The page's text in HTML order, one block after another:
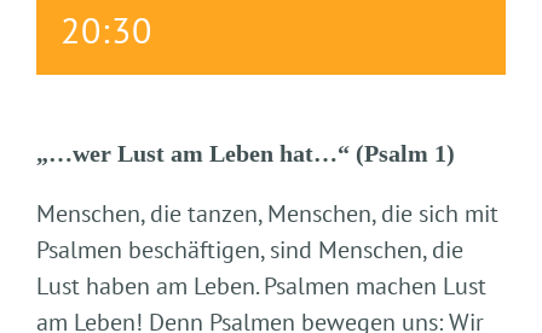
20:30
„…wer Lust am Leben hat…“ (Psalm 1)
Menschen, die tanzen, Menschen, die sich mit
Psalmen beschäftigen, sind Menschen, die
Lust haben am Leben. Psalmen machen Lust
am Leben! Denn Psalmen bewegen uns: Wir